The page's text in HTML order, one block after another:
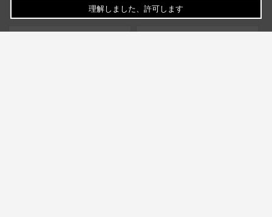
理解しました、許可します